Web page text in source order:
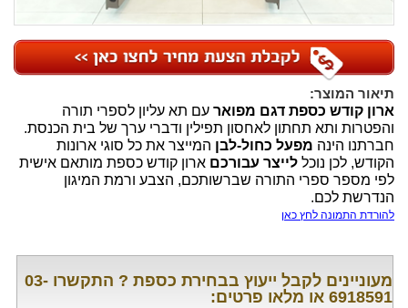
תיאור המוצר:
ארון קודש כספת דגם מפואר עם תא עליון לספרי תורה
והפטרות ותא תחתון לאחסון תפילין ודברי ערך של בית הכנסת.
חברתנו הינה מפעל כחול-לבן המייצר את כל סוגי ארונות
הקודש, לכן נוכל לייצר עבורכם ארון קודש כספת מותאם אישית
לפי מספר ספרי התורה שברשותכם, הצבע ורמת המיגון
הנדרשת לכם.
להורדת התמונה לחץ כאן
מעוניינים לקבל ייעוץ בבחירת כספת ? התקשרו 03-
6918591 או מלאו פרטים: